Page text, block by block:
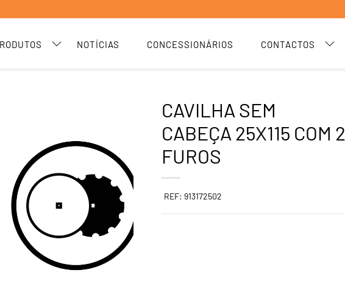
NOTÍCIAS CONCESSIONÁRIOS CONTACTOS
CAVILHA SEM
CABEÇA 25X115 COM 2
FUROS
REF: 913172502